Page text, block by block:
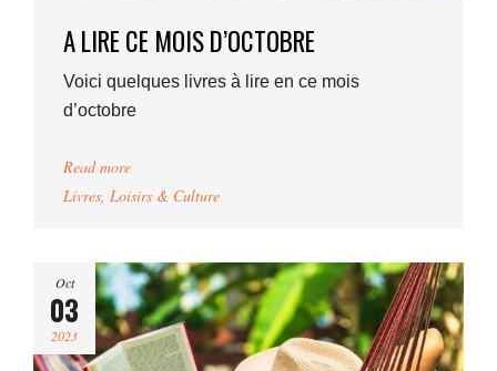
A LIRE CE MOIS D’OCTOBRE
Voici quelques livres à lire en ce mois
d’octobre
Read more
Livres, Loisirs & Culture
Oct
03
2023